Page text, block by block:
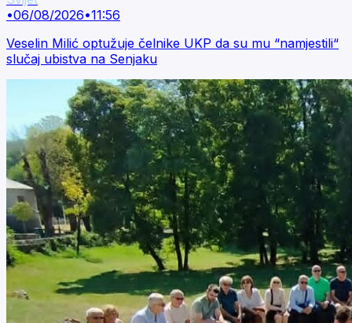
•06/08/2026•11:56
Veselin Milić optužuje čelnike UKP da su mu “namjestili“
slučaj ubistva na Senjaku